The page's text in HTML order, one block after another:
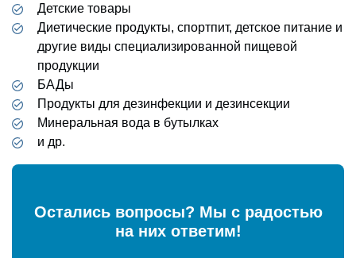
Детские товары
Диетические продукты, спортпит, детское питание и
другие виды специализированной пищевой
продукции
БАДы
Продукты для дезинфекции и дезинсекции
Минеральная вода в бутылках
и др.
Остались вопросы? Мы с радостью
на них ответим!